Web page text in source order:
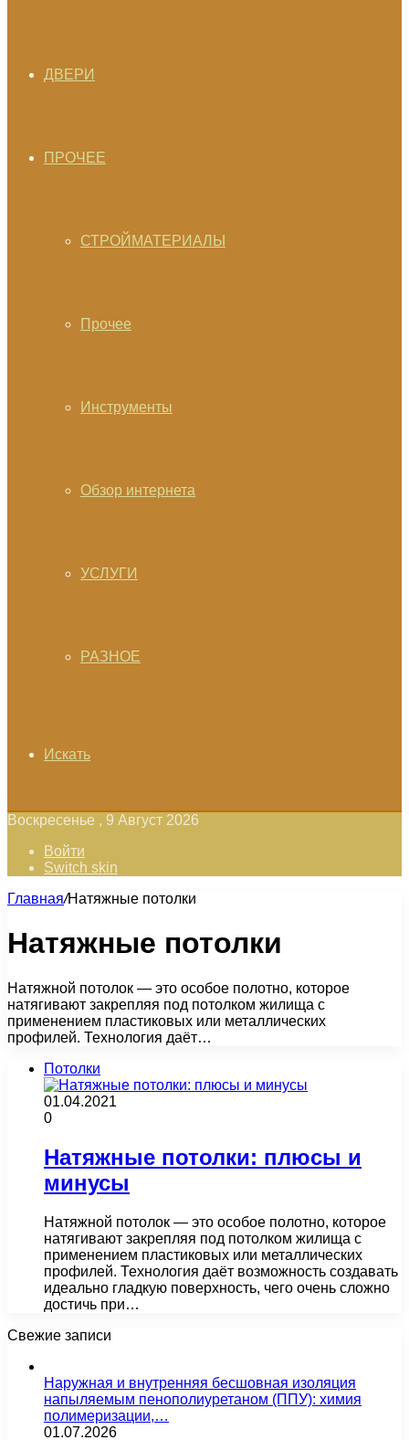
ДВЕРИ
ПРОЧЕЕ
СТРОЙМАТЕРИАЛЫ
Прочее
Инструменты
Обзор интернета
УСЛУГИ
РАЗНОЕ
Искать
Воскресенье , 9 Август 2026
Войти
Switch skin
Главная/Натяжные потолки
Натяжные потолки
Натяжной потолок — это особое полотно, которое
натягивают закрепляя под потолком жилища с
применением пластиковых или металлических
профилей. Технология даёт…
Потолки
01.04.2021
0
Натяжные потолки: плюсы и
минусы
Натяжной потолок — это особое полотно, которое
натягивают закрепляя под потолком жилища с
применением пластиковых или металлических
профилей. Технология даёт возможность создавать
идеально гладкую поверхность, чего очень сложно
достичь при…
Свежие записи
Наружная и внутренняя бесшовная изоляция
напыляемым пенополиуретаном (ППУ): химия
полимеризации,…
01.07.2026